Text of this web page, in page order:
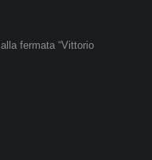
fermata “Vittorio